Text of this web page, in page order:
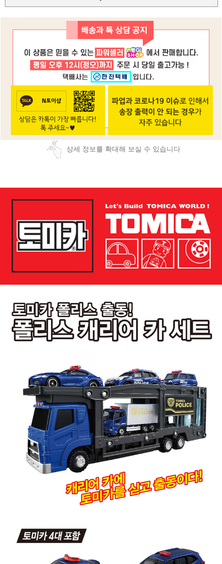
상세 정보를 확대해 보실 수 있습니다